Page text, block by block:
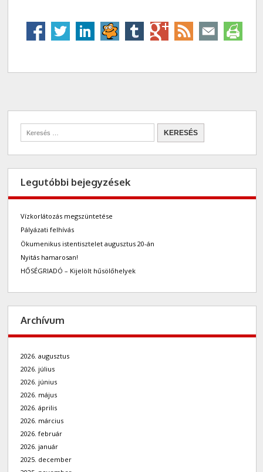
Legutóbbi bejegyzések
Vízkorlátozás megszüntetése
Pályázati felhívás
Ökumenikus istentisztelet augusztus 20-án
Nyitás hamarosan!
HŐSÉGRIADÓ – Kijelölt hűsölőhelyek
Archívum
2026. augusztus
2026. július
2026. június
2026. május
2026. április
2026. március
2026. február
2026. január
2025. december